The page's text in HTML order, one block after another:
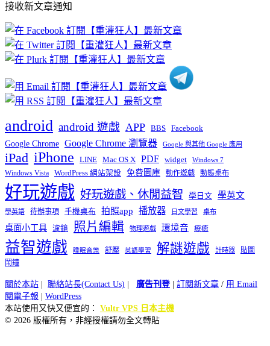
文
章
分
類
接收新文章通知
android android 遊戲 APP BBS Facebook
Google Chrome Google Chrome 瀏覽器 Google 與其他 Google 應用
iPad iPhone LINE Mac OS X PDF widget Windows 7
Windows Vista WordPress 網站架設 免費圖庫 動作遊戲 動態桌布
好玩遊戲 好玩遊戲、休閒益智 學日文 學英文
學英語 待辦事項 手機桌布 拍照app 播放器 日文學習 桌布
桌面小工具 濾鏡 照片編輯 物理遊戲 環境音 療癒
益智遊戲 睡眠音樂 舒壓 英語學習 解謎遊戲 計時器
貼圖
鬧鐘
關於本站 | 聯絡站長(Contact Us) | 廣告刊登| 訂閱新文章 / 用 Email
閱電子報 | WordPress
本站使用又快又便宜的： Vultr VPS 日本主機
© 2026 版權所有，非經授權請勿全文轉貼